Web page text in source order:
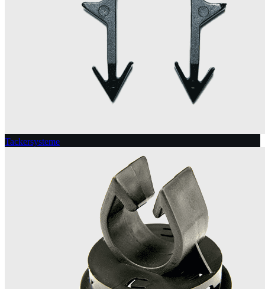
Tackersysteme